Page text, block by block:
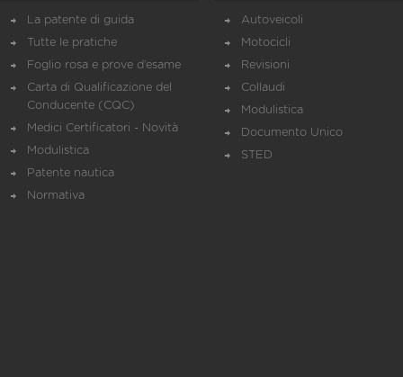
La patente di guida
Tutte le pratiche
Foglio rosa e prove d’esame
Carta di Qualificazione del
Conducente (CQC)
Medici Certificatori - Novità
Modulistica
Patente nautica
Normativa
Autoveicoli
Motocicli
Revisioni
Collaudi
Modulistica
Documento Unico
STED